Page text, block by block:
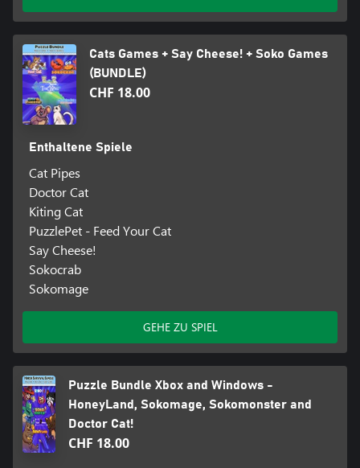
Cats Games + Say Cheese! + Soko Games
(BUNDLE)
CHF 18.00
Enthaltene Spiele
Cat Pipes
Doctor Cat
Kiting Cat
PuzzlePet - Feed Your Cat
Say Cheese!
Sokocrab
Sokomage
GEHE ZU SPIEL
Puzzle Bundle Xbox and Windows -
HoneyLand, Sokomage, Sokomonster and
Doctor Cat!
CHF 18.00